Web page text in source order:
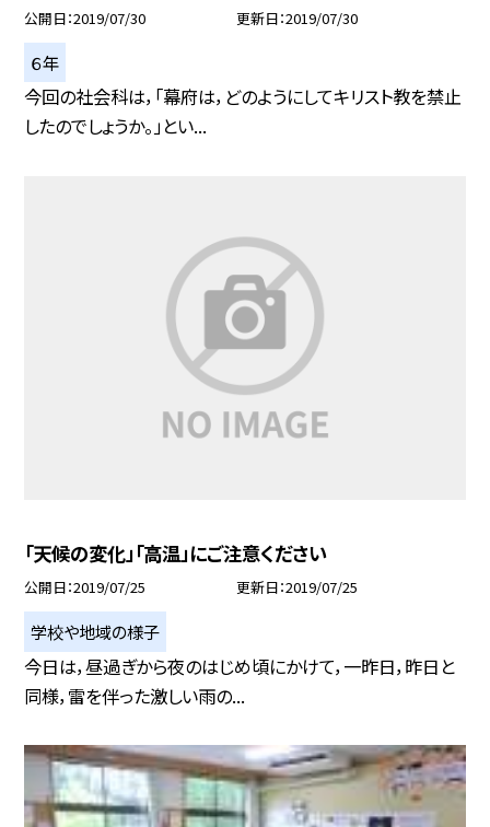
公開日 2019/07/30 更新日 2019/07/30
６年
今回の社会科は，「幕府は，どのようにしてキリスト教を禁止
したのでしょうか。」とい...
「天候の変化」「高温」にご注意ください
公開日 2019/07/25 更新日 2019/07/25
学校や地域の様子
今日は，昼過ぎから夜のはじめ頃にかけて，一昨日，昨日と
同様，雷を伴った激しい雨の...